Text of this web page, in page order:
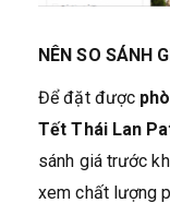
NÊN SO SÁNH
Để đặt được
Tết Thái Lan
sánh giá trước
xem chất lượng